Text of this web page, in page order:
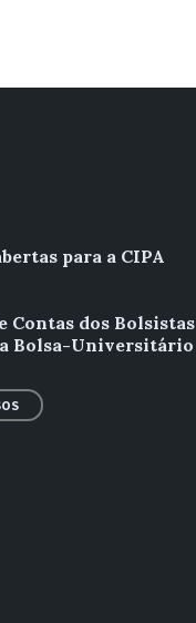
para a CIPA
Contas dos Bolsistas
Bolsa-Universitário